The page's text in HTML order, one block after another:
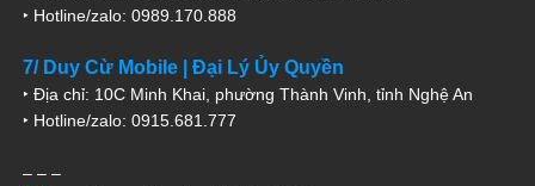
‣ Hotline/zalo: 0989.170.888
7/ Duy Cừ Mobile | Đại Lý Ủy Quyền
‣ Địa chỉ: 10C Minh Khai, phường Thành Vinh, tỉnh Nghệ An
‣ Hotline/zalo: 0915.681.777
– – –